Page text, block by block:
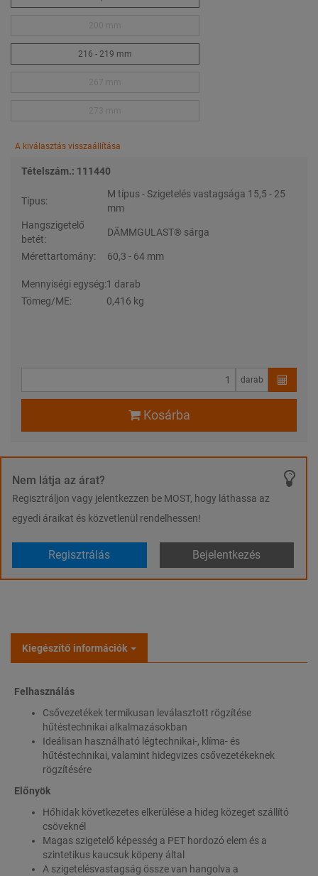
216 - 219 mm
A kiválasztás visszaállítása
Tételszám.: 111440
Típus:
M típus - Szigetelés vastagsága 15,5 - 25
mm
Hangszigetelő
betét:
DÄMMGULAST® sárga
Mérettartomány: 60,3 - 64 mm
Mennyiségi egység:1 darab
Tömeg/ME:
0,416 kg
darab
Kosárba
Nem látja az árat?
Regisztráljon vagy jelentkezzen be MOST, hogy láthassa az
egyedi áraikat és közvetlenül rendelhessen!
Regisztrálás Bejelentkezés
Kiegészítő információk
Felhasználás
Csővezetékek termikusan leválasztott rögzítése
hűtéstechnikai alkalmazásokban
Ideálisan használható légtechnikai-, klíma- és
hűtéstechnikai, valamint hidegvizes csővezetékeknek
rögzítésére
Előnyök
Hőhidak következetes elkerülése a hideg közeget szállító
csöveknél
Magas szigetelő képesség a PET hordozó elem és a
szintetikus kaucsuk köpeny által
A szigetelésvastagság össze van hangolva a